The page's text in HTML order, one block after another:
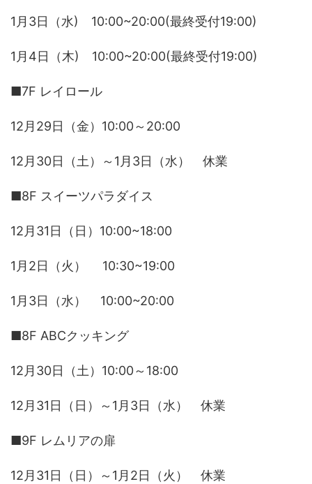
1月3日（水) 10:00~20:00(最終受付19:00)
1月4日（木) 10:00~20:00(最終受付19:00)
■7F レイロール
12月29日（金）10:00～20:00
12月30日（土）～1月3日（水） 休業
■8F スイーツパラダイス
12月31日（日）10:00~18:00
1月2日（火） 10:30~19:00
1月3日（水） 10:00~20:00
■8F ABCクッキング
12月30日（土）10:00～18:00
12月31日（日）～1月3日（水） 休業
■9F レムリアの扉
12月31日（日）～1月2日（火） 休業